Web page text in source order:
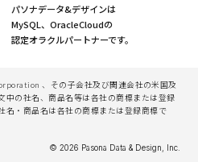
パソナデータ&デザインは
MySQL、OracleCloudの
認定オラクルパートナーです。
、その子会社及び関連会社の米国及
中の社名、商品名等は各社の商標または登録
名・商品名は各社の商標または登録商標で
© 2026 Pasona Data & Design, Inc.